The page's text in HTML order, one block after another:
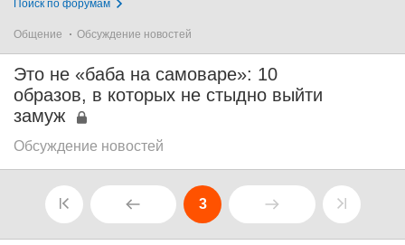
Поиск по форумам
Общение Обсуждение новостей
Это не «баба на самоваре»: 10
образов, в которых не стыдно выйти
замуж
Обсуждение новостей
3